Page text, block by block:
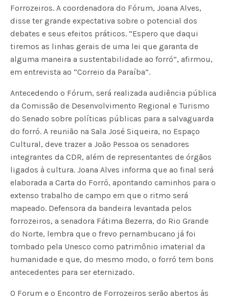
Forrozeiros. A coordenadora do Fórum, Joana Alves,
disse ter grande expectativa sobre o potencial dos
debates e seus efeitos práticos. “Espero que daqui
tiremos as linhas gerais de uma lei que garanta de
alguma maneira a sustentabilidade ao forró”, afirmou,
em entrevista ao “Correio da Paraíba”.
Antecedendo o Fórum, será realizada audiência pública
da Comissão de Desenvolvimento Regional e Turismo
do Senado sobre políticas públicas para a salvaguarda
do forró. A reunião na Sala José Siqueira, no Espaço
Cultural, deve trazer a João Pessoa os senadores
integrantes da CDR, além de representantes de órgãos
ligados à cultura. Joana Alves informa que ao final será
elaborada a Carta do Forró, apontando caminhos para o
extenso trabalho de campo em que o ritmo será
mapeado. Defensora da bandeira levantada pelos
forrozeiros, a senadora Fátima Bezerra, do Rio Grande
do Norte, lembra que o frevo pernambucano já foi
tombado pela Unesco como patrimônio imaterial da
humanidade e que, do mesmo modo, o forró tem bons
antecedentes para ser eternizado.
O Forum e o Encontro de Forrozeiros serão abertos às